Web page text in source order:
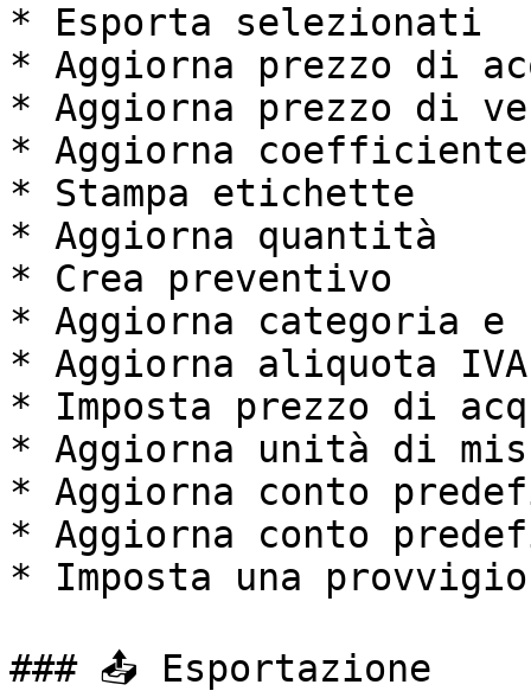
* Esporta selezionati
* Aggiorna prezzo di
* Aggiorna prezzo di
* Aggiorna
* Stampa etichette
* Aggiorna quantità
* Crea preventivo
* Aggiorna categoria e
* Aggiorna aliquota IVA
* Imposta prezzo di
* Aggiorna unità di
* Aggiorna conto
* Aggiorna conto
* Imposta una
### 📤 Esportazione